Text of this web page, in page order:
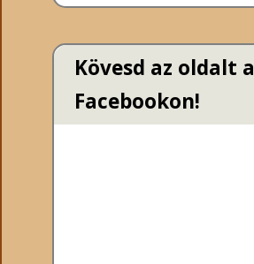
Kövesd az oldalt a
Facebookon!